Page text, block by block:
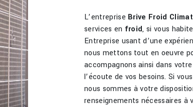
L’entreprise Brive Froid
services en froid, si vous
Entreprise usant d’une
nous mettons tout en oeuvre
accompagnons ainsi dans
l’écoute de vos besoins. Si
nous sommes à votre
renseignements nécessaires à